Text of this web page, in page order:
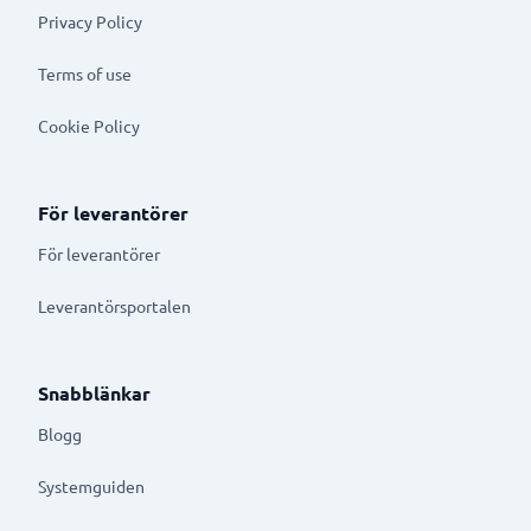
Privacy Policy
Terms of use
Cookie Policy
För leverantörer
För leverantörer
Leverantörsportalen
Snabblänkar
Blogg
Systemguiden